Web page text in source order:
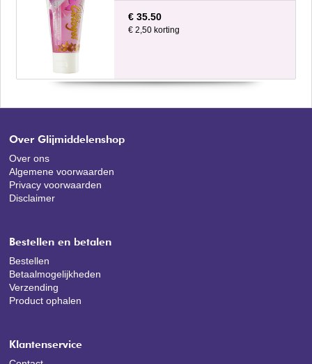
€ 35.50
€ 2,50 korting
Over Glijmiddelenshop
Over ons
Algemene voorwaarden
Privacy voorwaarden
Disclaimer
Bestellen en betalen
Bestellen
Betaalmogelijkheden
Verzending
Product ophalen
Klantenservice